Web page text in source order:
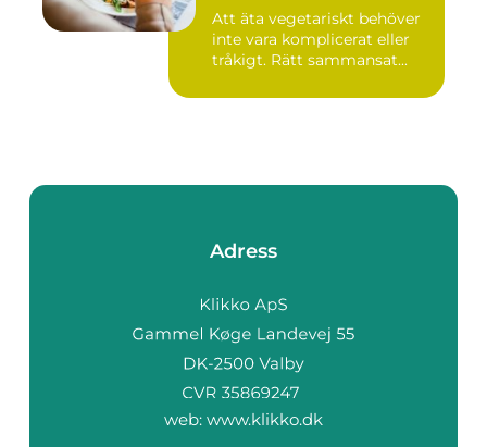
Att äta vegetariskt behöver
inte vara komplicerat eller
tråkigt. Rätt sammansat...
Adress
web: www.klikko.dk